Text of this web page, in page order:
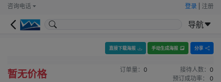
咨询电话 登录 注册
导航
直接下载海报 手动生成海报 分享
暂无价格 订单量： 0 接待人数： 0
预订成功率：
0